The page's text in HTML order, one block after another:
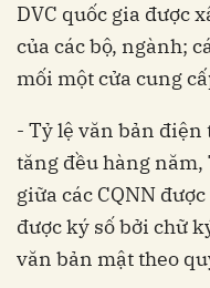
DVC quốc gia được
của các bộ, ngành;
mối một cửa cung
- Tỷ lệ văn bản điện
tăng đều hàng
giữa các CQNN
được ký số bởi chữ
văn bản mật theo